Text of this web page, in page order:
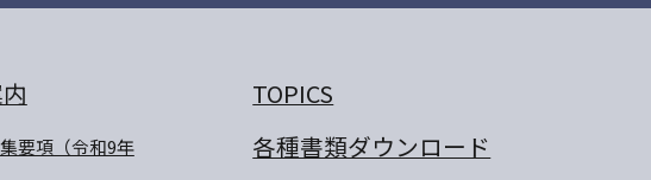
要項（令和9年
TOPICS
各種書類ダウンロード